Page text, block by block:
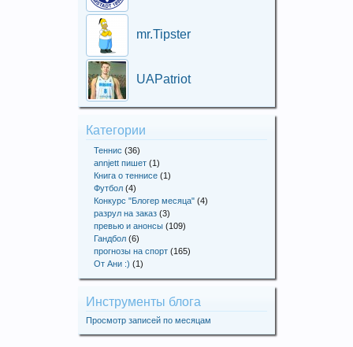
mr.Tipster
UAPatriot
Категории
Теннис (36)
annjett пишет (1)
Книга о теннисе (1)
Футбол (4)
Конкурс "Блогер месяца" (4)
разрул на заказ (3)
превью и анонсы (109)
Гандбол (6)
прогнозы на спорт (165)
От Ани :) (1)
Инструменты блога
Просмотр записей по месяцам